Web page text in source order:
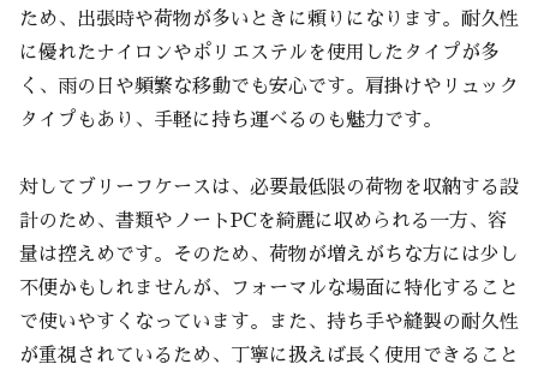
ため、出張時や荷物が多いときに頼りになります。耐久性
に優れたナイロンやポリエステルを使用したタイプが多
く、雨の日や頻繁な移動でも安心です。肩掛けやリュック
タイプもあり、手軽に持ち運べるのも魅力です。
対してブリーフケースは、必要最低限の荷物を収納する設
計のため、書類やノートPCを綺麗に収められる一方、容
量は控えめです。そのため、荷物が増えがちな方には少し
不便かもしれませんが、フォーマルな場面に特化すること
で使いやすくなっています。また、持ち手や縫製の耐久性
が重視されているため、丁寧に扱えば長く使用できること